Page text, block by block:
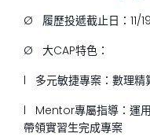
Ø 履歷投遞截止日： 11/
Ø 大CAP特色：
l 多元敏捷專案：數理
l Mentor專屬指導：運
帶領實習生完成專案